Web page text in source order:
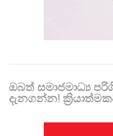
ඔබත් සමාජමාධ්‍ය
දැනගන්න!